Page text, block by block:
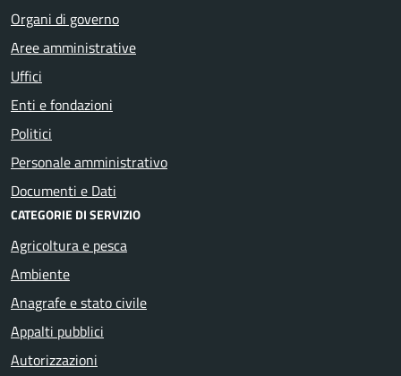
Organi di governo
Aree amministrative
Uffici
Enti e fondazioni
Politici
Personale amministrativo
Documenti e Dati
CATEGORIE DI SERVIZIO
Agricoltura e pesca
Ambiente
Anagrafe e stato civile
Appalti pubblici
Autorizzazioni